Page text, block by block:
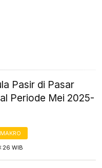
Pasir di Pasar
Periode Mei 2025-
WIB